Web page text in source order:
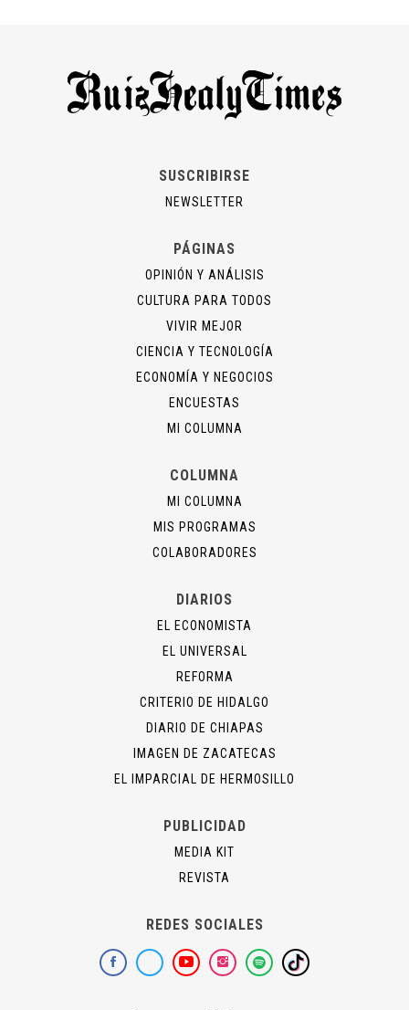
SUSCRIBIRSE
NEWSLETTER
PÁGINAS
OPINIÓN Y ANÁLISIS
CULTURA PARA TODOS
VIVIR MEJOR
CIENCIA Y TECNOLOGÍA
ECONOMÍA Y NEGOCIOS
ENCUESTAS
MI COLUMNA
COLUMNA
MI COLUMNA
MIS PROGRAMAS
COLABORADORES
DIARIOS
EL ECONOMISTA
EL UNIVERSAL
REFORMA
CRITERIO DE HIDALGO
DIARIO DE CHIAPAS
IMAGEN DE ZACATECAS
EL IMPARCIAL DE HERMOSILLO
PUBLICIDAD
MEDIA KIT
REVISTA
REDES SOCIALES